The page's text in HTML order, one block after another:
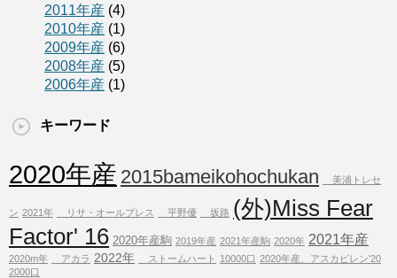
2011年産 (4)
2010年産 (1)
2009年産 (6)
2008年産 (5)
2006年産 (1)
キーワード
2020年産 2015bameikohochukan 美浦トレセ
ン 2021年 リサ・オールプレス 平野優 坂路 (外)Miss Fear
Factor' 16 2020年産駒 2019年産 2021年産駒 2020年 2021年産
2020m年 アカラ 2022年 ストームハート 10000口 2020年産、アスカビレン'20
2000口